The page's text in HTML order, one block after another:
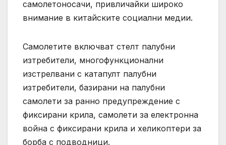
самолетоносачи, привличайки широко
внимание в китайските социални медии.
Самолетите включват стелт палубни
изтребители, многофункционални
изстрелвани с катапулт палубни
изтребители, базирани на палубни
самолети за ранно предупреждение с
фиксирани крила, самолети за електронна
война с фиксирани крила и хеликоптери за
борба с подводници.